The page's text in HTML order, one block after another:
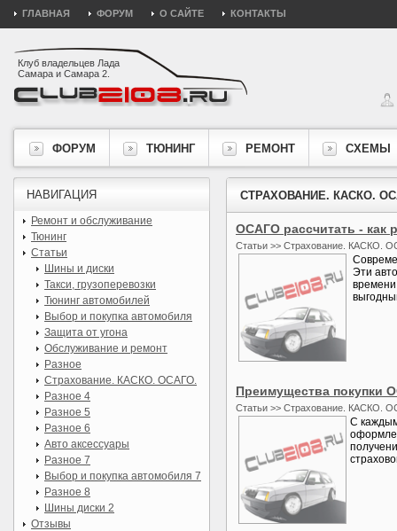
ГЛАВНАЯ ФОРУМ О САЙТЕ КОНТАКТЫ
Клуб владельцев Лада
Самара и Самара 2.
ФОРУМ ТЮНИНГ РЕМОНТ СХЕМЫ
СТРАХОВАНИЕ. КАСКО.
ОСАГО рассчитать - как
Статьи >> Страхование. КАСКО.
Эти
Преимущества покупки
Статьи >> Страхование. КАСКО.
С
НАВИГАЦИЯ
Ремонт и обслуживание
Тюнинг
Статьи
Шины и диски
Такси, грузоперевозки
Тюнинг автомобилей
Выбор и покупка автомобиля
Защита от угона
Обслуживание и ремонт
Разное
Страхование. КАСКО. ОСАГО.
Разное 4
Разное 5
Разное 6
Авто аксессуары
Разное 7
Выбор и покупка автомобиля 7
Разное 8
Шины диски 2
Отзывы